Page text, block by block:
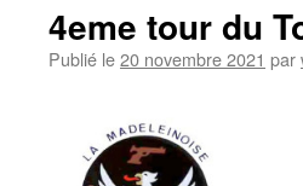
4eme tour du
Publié le20 novembre 2021 par